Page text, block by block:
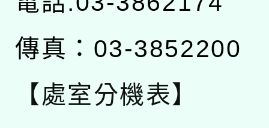
傳真：03-3852200
【處室分機表】